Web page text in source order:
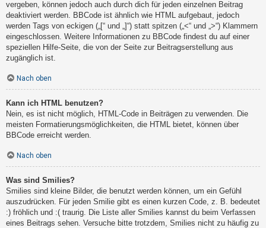
vergeben, können jedoch auch durch dich für jeden einzelnen Beitrag
deaktiviert werden. BBCode ist ähnlich wie HTML aufgebaut, jedoch
werden Tags von eckigen („[“ und „]“) statt spitzen („<“ und „>“) Klammern
eingeschlossen. Weitere Informationen zu BBCode findest du auf einer
speziellen Hilfe-Seite, die von der Seite zur Beitragserstellung aus
zugänglich ist.
Nach oben
Kann ich HTML benutzen?
Nein, es ist nicht möglich, HTML-Code in Beiträgen zu verwenden. Die
meisten Formatierungsmöglichkeiten, die HTML bietet, können über
BBCode erreicht werden.
Nach oben
Was sind Smilies?
Smilies sind kleine Bilder, die benutzt werden können, um ein Gefühl
auszudrücken. Für jeden Smilie gibt es einen kurzen Code, z. B. bedeutet
:) fröhlich und :( traurig. Die Liste aller Smilies kannst du beim Verfassen
eines Beitrags sehen. Versuche bitte trotzdem, Smilies nicht zu häufig zu